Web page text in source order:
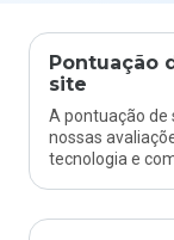
Pontuação
site
A pontuação de
nossas
tecnologia e